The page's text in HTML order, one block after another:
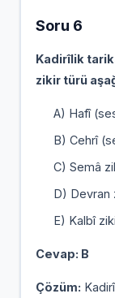
Soru 6
Kadirîlik
zikir türü
A) Hafî
B) Cehrî
C) Semâ
D) Devran
E) Kalbî
Cevap: B
Çözüm: